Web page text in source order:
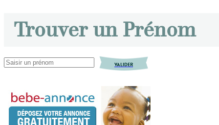
Trouver un Prénom
VALIDER